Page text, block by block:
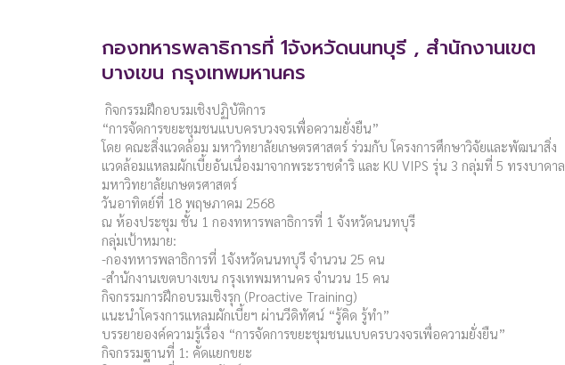
กองทหารพลาธิการที่ 1จังหวัดนนทบุรี , สำนักงานเขต
บางเขน กรุงเทพมหานคร
กิจกรรมฝึกอบรมเชิงปฏิบัติการ
“การจัดการขยะชุมชนแบบครบวงจรเพื่อความยั่งยืน”
โดย คณะสิ่งแวดล้อม มหาวิทยาลัยเกษตรศาสตร์ ร่วมกับ โครงการศึกษาวิจัยและพัฒนาสิ่ง
แวดล้อมแหลมผักเบี้ยอันเนื่องมาจากพระราชดำริ และ KU VIPS รุ่น 3 กลุ่มที่ 5 ทรงบาดาล
มหาวิทยาลัยเกษตรศาสตร์
วันอาทิตย์ที่ 18 พฤษภาคม 2568
ณ ห้องประชุม ชั้น 1 กองทหารพลาธิการที่ 1 จังหวัดนนทบุรี
กลุ่มเป้าหมาย:
-กองทหารพลาธิการที่ 1จังหวัดนนทบุรี จำนวน 25 คน
-สำนักงานเขตบางเขน กรุงเทพมหานคร จำนวน 15 คน
กิจกรรมการฝึกอบรมเชิงรุก (Proactive Training)
แนะนำโครงการแหลมผักเบี้ยฯ ผ่านวีดิทัศน์ “รู้คิด รู้ทำ”
บรรยายองค์ความรู้เรื่อง “การจัดการขยะชุมชนแบบครบวงจรเพื่อความยั่งยืน”
กิจกรรมฐานที่ 1: คัดแยกขยะ